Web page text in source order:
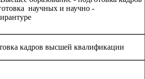
научных и научно -
кадров высшей квалификации